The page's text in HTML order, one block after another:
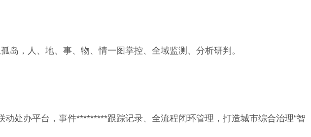
，人、地、事、物、情一图掌控、全域监测、分析研判。
处办平台，事件*********跟踪记录、全流程闭环管理，打造城市综合治理“智